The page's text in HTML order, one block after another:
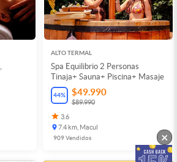
ALTO TERMAL
Spa Equilibrio 2 Personas
Tinaja+ Sauna+ Piscina+ Masaje
44% $49.990
$89.990
3.6
7.4 km, Macul
909Vendidos ×